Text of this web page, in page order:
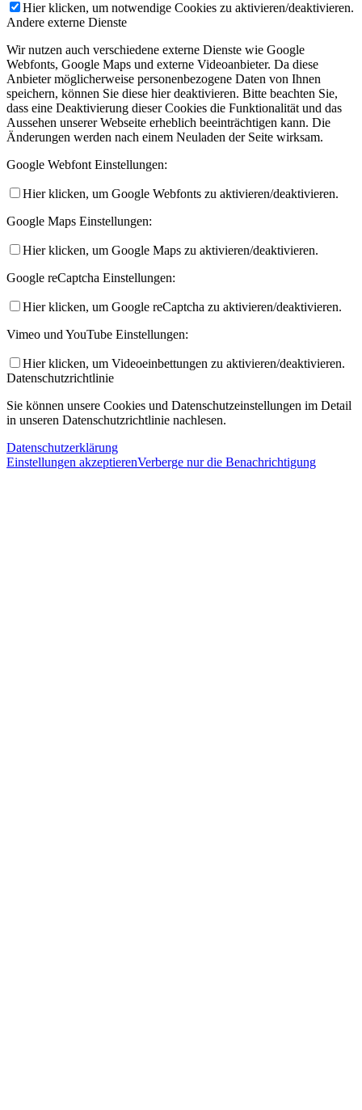
Hier klicken, um notwendige Cookies zu aktivieren/deaktivieren.
Andere externe Dienste
Wir nutzen auch verschiedene externe Dienste wie Google
Webfonts, Google Maps und externe Videoanbieter. Da diese
Anbieter möglicherweise personenbezogene Daten von Ihnen
speichern, können Sie diese hier deaktivieren. Bitte beachten Sie,
dass eine Deaktivierung dieser Cookies die Funktionalität und das
Aussehen unserer Webseite erheblich beeinträchtigen kann. Die
Änderungen werden nach einem Neuladen der Seite wirksam.
Google Webfont Einstellungen:
Hier klicken, um Google Webfonts zu aktivieren/deaktivieren.
Google Maps Einstellungen:
Hier klicken, um Google Maps zu aktivieren/deaktivieren.
Google reCaptcha Einstellungen:
Hier klicken, um Google reCaptcha zu aktivieren/deaktivieren.
Vimeo und YouTube Einstellungen:
Hier klicken, um Videoeinbettungen zu aktivieren/deaktivieren.
Datenschutzrichtlinie
Sie können unsere Cookies und Datenschutzeinstellungen im Detail
in unseren Datenschutzrichtlinie nachlesen.
Datenschutzerklärung
Einstellungen akzeptierenVerberge nur die Benachrichtigung